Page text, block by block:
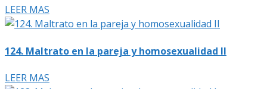
LEER MAS
124. Maltrato en la pareja y homosexualidad II
LEER MAS